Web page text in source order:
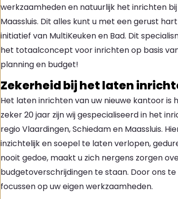
werkzaamheden en natuurlijk het inrichten
Maassluis. Dit alles kunt u met een gerust
initiatief van MultiKeuken en Bad. Dit
het totaalconcept voor inrichten op basis
planning en budget!
Zekerheid bij het laten
Het laten inrichten van uw nieuwe kantoor is
zeker 20 jaar zijn wij gespecialiseerd in het
regio Vlaardingen, Schiedam en Maassluis.
inzichtelijk en soepel te laten verlopen,
nooit gedoe, maakt u zich nergens zorgen
budgetoverschrijdingen te staan. Door ons
focussen op uw eigen werkzaamheden.